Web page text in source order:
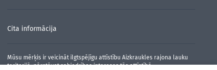
Cita informācija
Mūsu mērķis ir veicināt ilgtspējīgu attīstību Aizkraukles rajona lauku
teritorijā, pārstāvot sabiedrības intereses tās attīstībā.